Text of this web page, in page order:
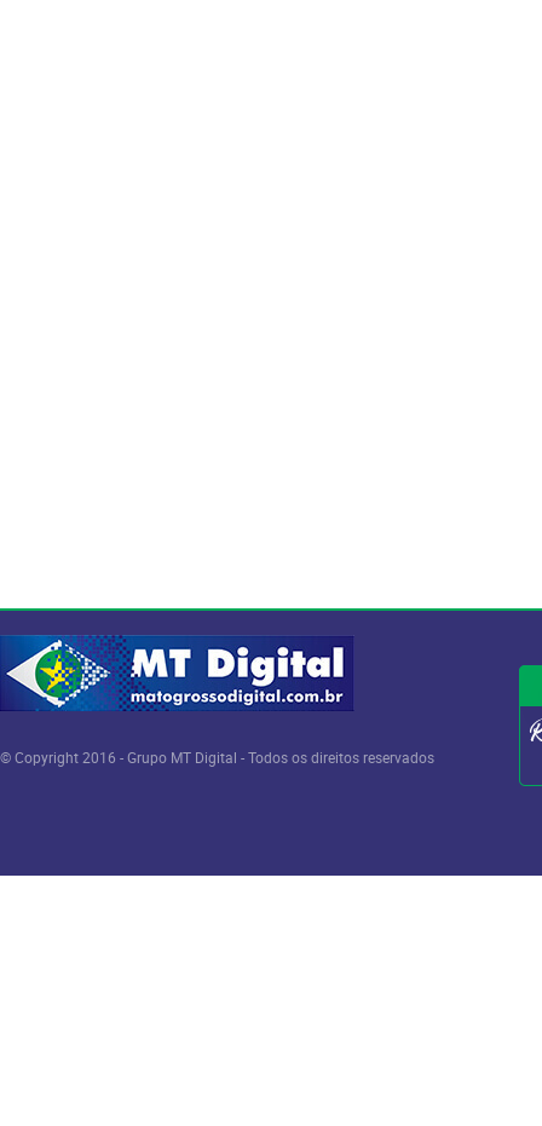
© Copyright 2016 - Grupo MT Digital - Todos os direitos reservados